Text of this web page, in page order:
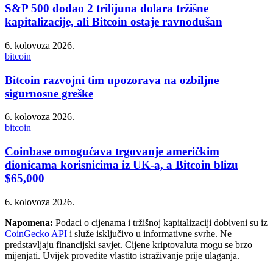
S&P 500 dodao 2 trilijuna dolara tržišne
kapitalizacije, ali Bitcoin ostaje ravnodušan
6. kolovoza 2026.
bitcoin
Bitcoin razvojni tim upozorava na ozbiljne
sigurnosne greške
6. kolovoza 2026.
bitcoin
Coinbase omogućava trgovanje američkim
dionicama korisnicima iz UK-a, a Bitcoin blizu
$65,000
6. kolovoza 2026.
Napomena: Podaci o cijenama i tržišnoj kapitalizaciji dobiveni su iz
CoinGecko API i služe isključivo u informativne svrhe. Ne
predstavljaju financijski savjet. Cijene kriptovaluta mogu se brzo
mijenjati. Uvijek provedite vlastito istraživanje prije ulaganja.